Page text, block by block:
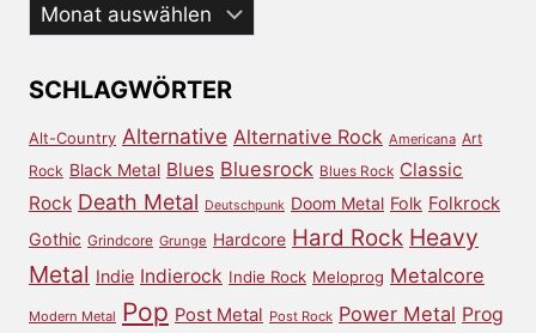
Aus
dem
SCHLAGWÖRTER
Alt-Country Alternative Alternative Rock Americana Art
Rock Black Metal Blues Bluesrock Blues Rock Classic
Rock Death Metal Deutschpunk Doom Metal Folk Folkrock
Gothic Grindcore Grunge Hardcore Hard Rock Heavy
Metal Indie Indierock Indie Rock Meloprog Metalcore
Modern Metal Pop Post Metal Post Rock Power Metal Prog